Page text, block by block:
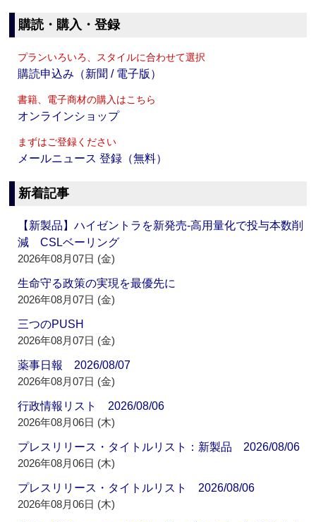
購読・購入・登録
プランいろいろ、スタイルに合わせて選択
購読申込み（新聞 / 電子版）
書籍、電子商材の購入はこちら
オンラインショップ
まずはご登録ください
メールニュース 登録（無料）
新着記事
【新製品】ハイゼントラを新発売‐高用量化で投与本数削
減 CSLベーリング
2026年08月07日 (金)
生命守る政策の実現を最優先に
2026年08月07日 (金)
三つのPUSH
2026年08月07日 (金)
薬事日報 2026/08/07
2026年08月07日 (金)
行政情報リスト 2026/08/06
2026年08月06日 (木)
プレスリリース・タイトルリスト：新製品 2026/08/06
2026年08月06日 (木)
プレスリリース・タイトルリスト 2026/08/06
2026年08月06日 (木)